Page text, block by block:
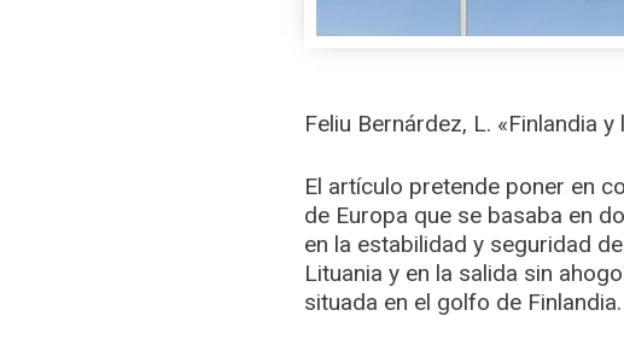
Feliu Bernárdez, L. «Finlandia y
El artículo pretende poner en
de Europa que se basaba en
en la estabilidad y seguridad
Lituania y en la salida sin
situada en el golfo de Finlandia.